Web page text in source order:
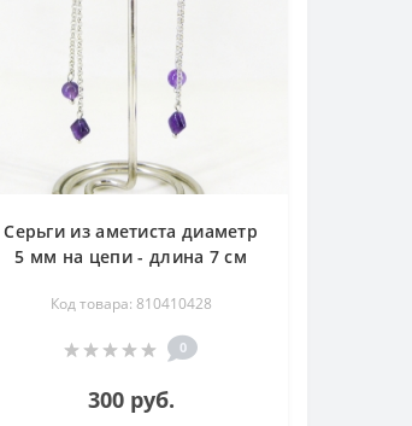
Серьги из аметиста диаметр
5 мм на цепи - длина 7 см
Код товара: 810410428
0
300 руб.